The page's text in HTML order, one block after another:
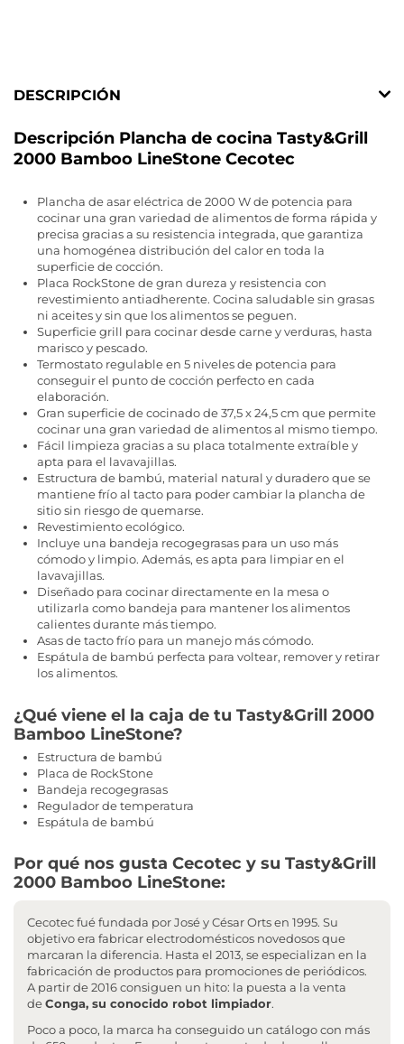
DESCRIPCIÓN
Descripción Plancha de cocina Tasty&Grill
2000 Bamboo LineStone Cecotec
Plancha de asar eléctrica de 2000 W de potencia para
cocinar una gran variedad de alimentos de forma rápida y
precisa gracias a su resistencia integrada, que garantiza
una homogénea distribución del calor en toda la
superficie de cocción.
Placa RockStone de gran dureza y resistencia con
revestimiento antiadherente. Cocina saludable sin grasas
ni aceites y sin que los alimentos se peguen.
Superficie grill para cocinar desde carne y verduras, hasta
marisco y pescado.
Termostato regulable en 5 niveles de potencia para
conseguir el punto de cocción perfecto en cada
elaboración.
Gran superficie de cocinado de 37,5 x 24,5 cm que permite
cocinar una gran variedad de alimentos al mismo tiempo.
Fácil limpieza gracias a su placa totalmente extraíble y
apta para el lavavajillas.
Estructura de bambú, material natural y duradero que se
mantiene frío al tacto para poder cambiar la plancha de
sitio sin riesgo de quemarse.
Revestimiento ecológico.
Incluye una bandeja recogegrasas para un uso más
cómodo y limpio. Además, es apta para limpiar en el
lavavajillas.
Diseñado para cocinar directamente en la mesa o
utilizarla como bandeja para mantener los alimentos
calientes durante más tiempo.
Asas de tacto frío para un manejo más cómodo.
Espátula de bambú perfecta para voltear, remover y retirar
los alimentos.
¿Qué viene el la caja de tu Tasty&Grill 2000
Bamboo LineStone?
Estructura de bambú
Placa de RockStone
Bandeja recogegrasas
Regulador de temperatura
Espátula de bambú
Por qué nos gusta Cecotec y su Tasty&Grill
2000 Bamboo LineStone:
Cecotec fué fundada por José y César Orts en 1995. Su
objetivo era fabricar electrodomésticos novedosos que
marcaran la diferencia. Hasta el 2013, se especializan en la
fabricación de productos para promociones de periódicos.
A partir de 2016 consiguen un hito: la puesta a la venta
deConga, su conocido robot limpiador.
Poco a poco, la marca ha conseguido un catálogo con más